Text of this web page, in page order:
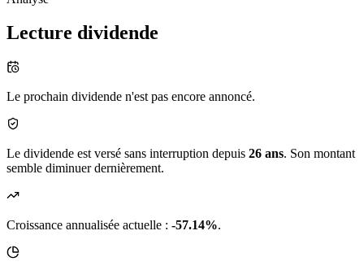
Lecture dividende
Le prochain dividende n'est pas encore annoncé.
Le dividende est versé sans interruption depuis 26 ans. Son montant
semble diminuer dernièrement.
Croissance annualisée actuelle : -57.14%.